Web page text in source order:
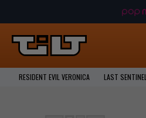
RESIDENT EVIL VERONICA LAST SENTINEL